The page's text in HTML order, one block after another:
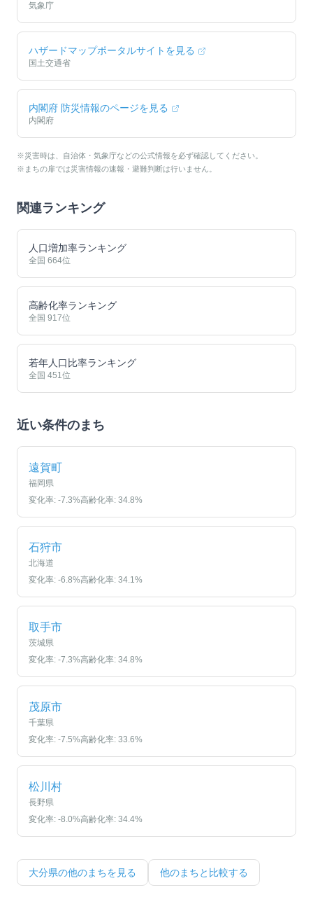
気象庁
ハザードマップポータルサイトを見る
国土交通省
内閣府 防災情報のページを見る
内閣府
※災害時は、自治体・気象庁などの公式情報を必ず確認してください。
※まちの扉では災害情報の速報・避難判断は行いません。
関連ランキング
人口増加率ランキング
全国 664位
高齢化率ランキング
全国 917位
若年人口比率ランキング
全国 451位
近い条件のまち
遠賀町
福岡県
変化率: -7.3%高齢化率: 34.8%
石狩市
北海道
変化率: -6.8%高齢化率: 34.1%
取手市
茨城県
変化率: -7.3%高齢化率: 34.8%
茂原市
千葉県
変化率: -7.5%高齢化率: 33.6%
松川村
長野県
変化率: -8.0%高齢化率: 34.4%
大分県の他のまちを見る 他のまちと比較する